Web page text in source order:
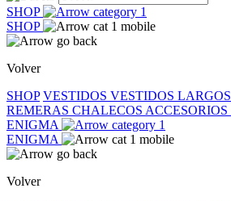
SHOP
SHOP
Volver
SHOP VESTIDOS VESTIDOS LARGOS
REMERAS CHALECOS ACCESORIOS
ENIGMA
ENIGMA
Volver